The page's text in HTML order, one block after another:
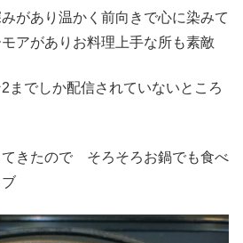
があり温かく前向きで心に染みて
アがありお料理上手な所も素敵
までしか配信されていないところ
てきたので そろそろお鍋でも食べ